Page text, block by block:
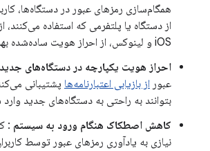
همگام‌سازی رمزهای عبور در دستگاه‌ها،
از دستگاه یا پلتفرمی که استفاده می‌کنند،
iOS و لینوکس، از احراز هویت ساده‌شده بهره‌مند می‌شوند.
احراز هویت یکپارچه در دستگاه‌های جدید
عبور از بازیابی اعتبارنامه‌ها پشتیبانی
بتوانند به راحتی به دستگاه‌های جدید
کاهش اصطکاک هنگام ورود به سیستم :
نیازی به یادآوری رمزهای عبور توسط